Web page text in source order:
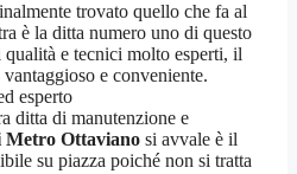
trovato quello che fa al
è la ditta numero uno di questo
qualità e tecnici molto esperti, il
e conveniente.
esperto
ditta di manutenzione e
Metro Ottaviano si avvale è il
su piazza poiché non si tratta